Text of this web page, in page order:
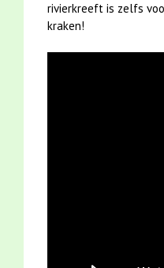
rivierkreeft is zelfs
kraken!